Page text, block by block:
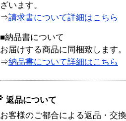
ざいます。
⇒請求書について詳細はこちら
■納品書について
お届けする商品に同梱致します。
⇒納品書について詳細はこちら
返品について
お客様のご都合による返品・交